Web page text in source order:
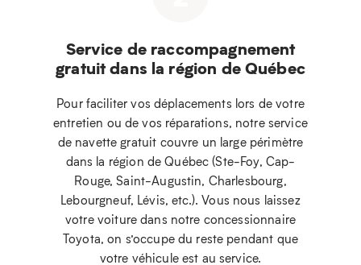
Service de raccompagnement
gratuit dans la région de Québec
Pour faciliter vos déplacements lors de votre
entretien ou de vos réparations, notre service
de navette gratuit couvre un large périmètre
dans la région de Québec (Ste-Foy, Cap-
Rouge, Saint-Augustin, Charlesbourg,
Lebourgneuf, Lévis, etc.). Vous nous laissez
votre voiture dans notre concessionnaire
Toyota, on s’occupe du reste pendant que
votre véhicule est au service.